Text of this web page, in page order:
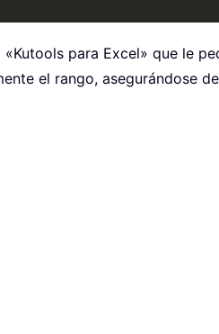
para Excel» que le
el rango, asegurándose